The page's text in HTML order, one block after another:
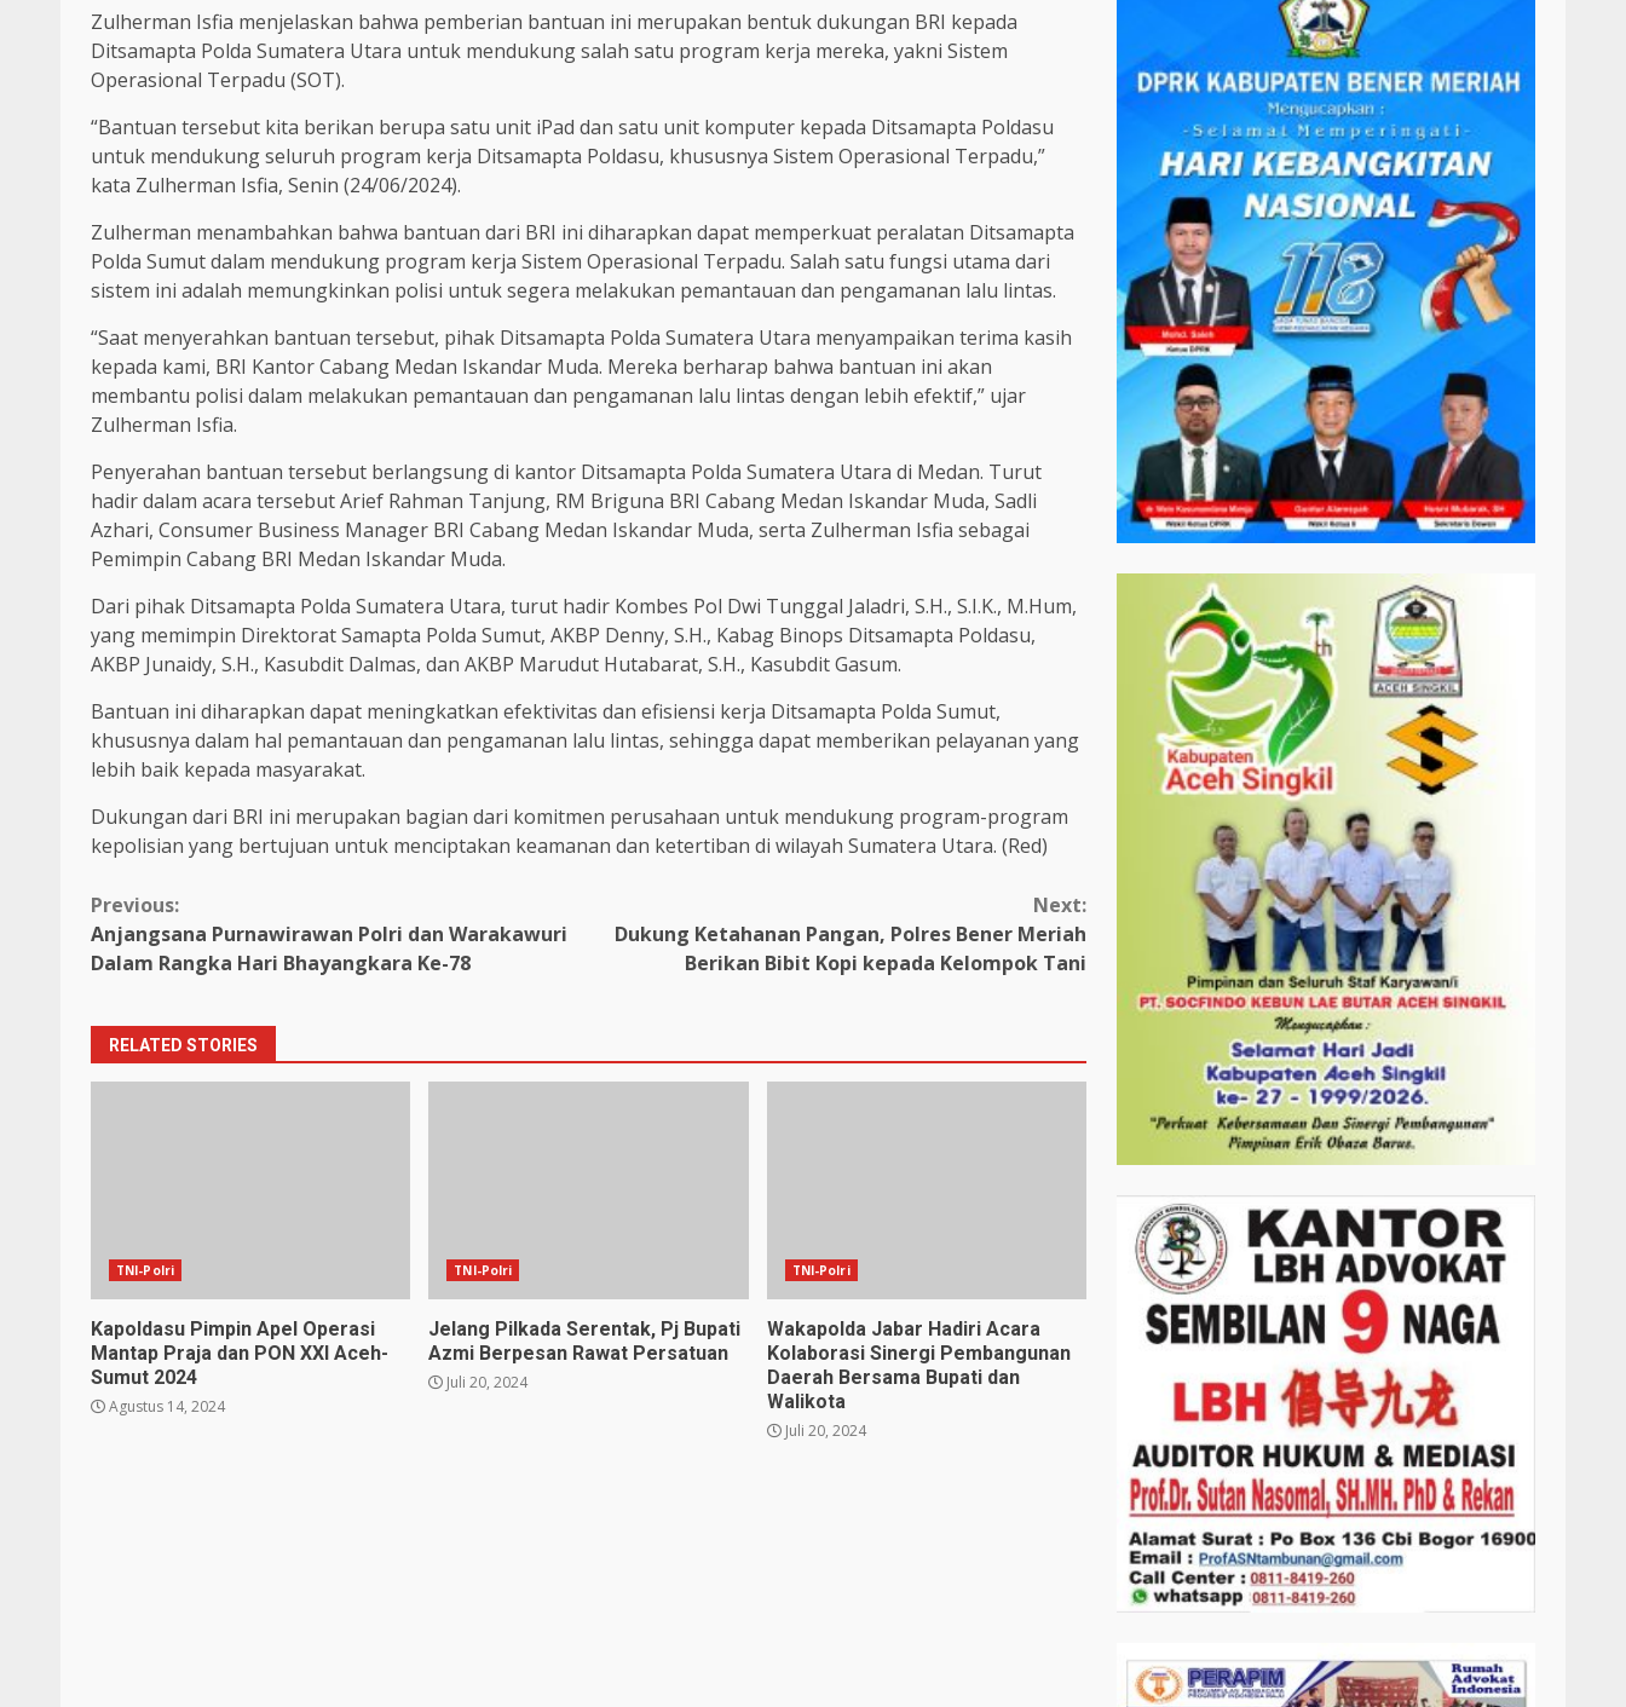
Zulherman Isfia menjelaskan bahwa pemberian bantuan ini merupakan bentuk dukungan BRI kepada
Ditsamapta Polda Sumatera Utara untuk mendukung salah satu program kerja mereka, yakni Sistem
Operasional Terpadu (SOT).
“Bantuan tersebut kita berikan berupa satu unit iPad dan satu unit komputer kepada Ditsamapta Poldasu
untuk mendukung seluruh program kerja Ditsamapta Poldasu, khususnya Sistem Operasional Terpadu,”
kata Zulherman Isfia, Senin (24/06/2024).
Zulherman menambahkan bahwa bantuan dari BRI ini diharapkan dapat memperkuat peralatan Ditsamapta
Polda Sumut dalam mendukung program kerja Sistem Operasional Terpadu. Salah satu fungsi utama dari
sistem ini adalah memungkinkan polisi untuk segera melakukan pemantauan dan pengamanan lalu lintas.
“Saat menyerahkan bantuan tersebut, pihak Ditsamapta Polda Sumatera Utara menyampaikan terima kasih
kepada kami, BRI Kantor Cabang Medan Iskandar Muda. Mereka berharap bahwa bantuan ini akan
membantu polisi dalam melakukan pemantauan dan pengamanan lalu lintas dengan lebih efektif,” ujar
Zulherman Isfia.
Penyerahan bantuan tersebut berlangsung di kantor Ditsamapta Polda Sumatera Utara di Medan. Turut
hadir dalam acara tersebut Arief Rahman Tanjung, RM Briguna BRI Cabang Medan Iskandar Muda, Sadli
Azhari, Consumer Business Manager BRI Cabang Medan Iskandar Muda, serta Zulherman Isfia sebagai
Pemimpin Cabang BRI Medan Iskandar Muda.
Dari pihak Ditsamapta Polda Sumatera Utara, turut hadir Kombes Pol Dwi Tunggal Jaladri, S.H., S.I.K., M.Hum,
yang memimpin Direktorat Samapta Polda Sumut, AKBP Denny, S.H., Kabag Binops Ditsamapta Poldasu,
AKBP Junaidy, S.H., Kasubdit Dalmas, dan AKBP Marudut Hutabarat, S.H., Kasubdit Gasum.
Bantuan ini diharapkan dapat meningkatkan efektivitas dan efisiensi kerja Ditsamapta Polda Sumut,
khususnya dalam hal pemantauan dan pengamanan lalu lintas, sehingga dapat memberikan pelayanan yang
lebih baik kepada masyarakat.
Dukungan dari BRI ini merupakan bagian dari komitmen perusahaan untuk mendukung program-program
kepolisian yang bertujuan untuk menciptakan keamanan dan ketertiban di wilayah Sumatera Utara. (Red)
Continue
Reading
Previous:
Anjangsana Purnawirawan Polri dan Warakawuri
Dalam Rangka Hari Bhayangkara Ke-78
Next:
Dukung Ketahanan Pangan, Polres Bener Meriah
Berikan Bibit Kopi kepada Kelompok Tani
RELATED STORIES
TNI-Polri
Kapoldasu Pimpin Apel Operasi
Mantap Praja dan PON XXl Aceh-
Sumut 2024
Agustus 14, 2024
TNI-Polri
Jelang Pilkada Serentak, Pj Bupati
Azmi Berpesan Rawat Persatuan
Juli 20, 2024
TNI-Polri
Wakapolda Jabar Hadiri Acara
Kolaborasi Sinergi Pembangunan
Daerah Bersama Bupati dan
Walikota
Juli 20, 2024